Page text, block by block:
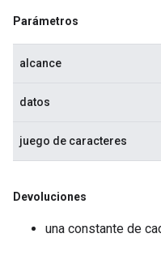
Parámetros
alcance
datos
juego de caracteres
Devoluciones
una constante de